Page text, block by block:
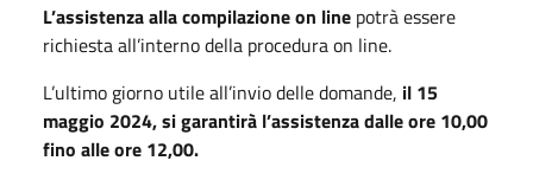
L’assistenza alla compilazione on line potrà essere
richiesta all’interno della procedura on line.
L’ultimo giorno utile all’invio delle domande, il 15
maggio 2024, si garantirà l’assistenza dalle ore 10,00
fino alle ore 12,00.